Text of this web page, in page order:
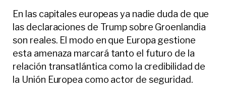
En las capitales europeas ya nadie duda de que
las declaraciones de Trump sobre Groenlandia
son reales. El modo en que Europa gestione
esta amenaza marcará tanto el futuro de la
relación transatlántica como la credibilidad de
la Unión Europea como actor de seguridad.